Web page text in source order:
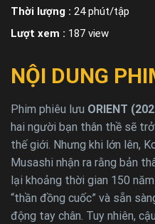
Thời lượng : 24 phút/tập
Lượt xem : 187 view
NỘI DUNG
Phim phiêu lưu ORIENT
hai người bạn thân thề sẽ
thế giới. Nhưng khi lớn lên,
Musashi nhận ra rằng bản
lại khoảng thời gian 150
“thần đồng cuốc” và sẵn
động tay chân. Tuy nhiên,